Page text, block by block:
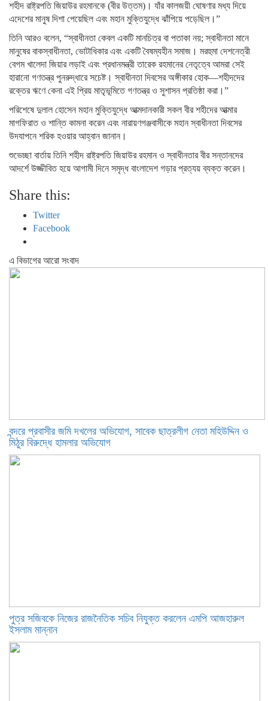
শহীদ রাষ্ট্রপতি জিয়াউর রহমানকে (বীর উত্তম)। যাঁর কালজয়ী ঘোষণার মধ্য দিয়ে
এদেশের মানুষ দিশা পেয়েছিল এবং মহান মুক্তিযুদ্ধে ঝাঁপিয়ে পড়েছিল।”
তিনি আরও বলেন, “স্বাধীনতা কেবল একটি মানচিত্র বা পতাকা নয়; স্বাধীনতা মানে
মানুষের বাকস্বাধীনতা, ভোটাধিকার এবং একটি বৈষম্যহীন সমাজ। মরহুমা দেশনেত্রী
বেগম খালেদা জিয়ার লড়াই এবং প্রধানমন্ত্রী তারেক রহমানের নেতৃত্বে আমরা সেই
হারানো গণতন্ত্র পুনরুদ্ধারে সচেষ্ট। স্বাধীনতা দিবসের অঙ্গীকার হোক—শহীদদের
রক্তের ঋণে কেনা এই প্রিয় মাতৃভূমিতে গণতন্ত্র ও সুশাসন প্রতিষ্ঠা করা।”
পরিশেষে দুলাল হোসেন মহান মুক্তিযুদ্ধে আত্মদানকারী সকল বীর শহীদের আত্মার
মাগফিরাত ও শান্তি কামনা করেন এবং নারায়ণগঞ্জবাসীকে মহান স্বাধীনতা দিবসের
উদযাপনে শরিক হওয়ার আহ্বান জানান।
শুভেচ্ছা বার্তায় তিনি শহীদ রাষ্ট্রপতি জিয়াউর রহমান ও স্বাধীনতার বীর সন্তানদের
আদর্শে উজ্জীবিত হয়ে আগামী দিনে সমৃদ্ধ বাংলাদেশ গড়ার প্রত্যয় ব্যক্ত করেন।
Share this:
Twitter
Facebook
এ বিভাগের আরো সংবাদ
বন্দরে প্রবাসীর জমি দখলের অভিযোগ, সাবেক ছাত্রলীগ নেতা মহিউদ্দিন ও
মিঠুর বিরুদ্ধে হামলার অভিযোগ
পুত্র সজিবকে নিজের রাজনৈতিক সচিব নিযুক্ত করলেন এমপি আজহারুল
ইসলাম মান্নান